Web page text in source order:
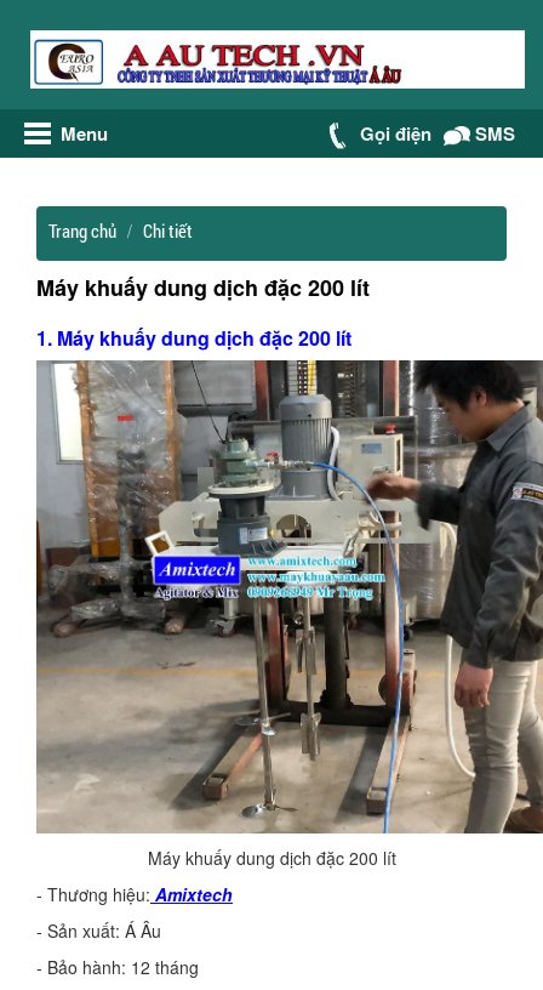
Menu Gọi điện SMS
Trang chủ Chi tiết
Máy khuấy dung dịch đặc 200 lít
1. Máy khuấy dung dịch đặc 200 lít
Máy khuấy dung dịch đặc 200 lít
- Thương hiệu: Amixtech
- Sản xuất: Á Âu
- Bảo hành: 12 tháng